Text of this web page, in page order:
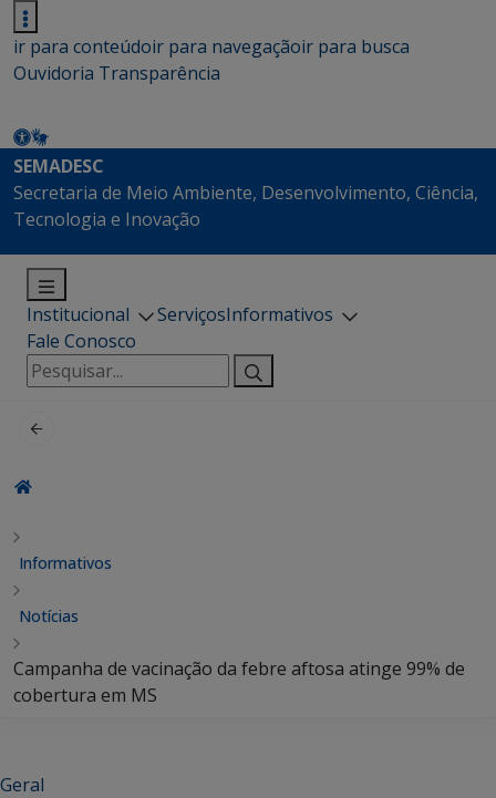
ir para conteúdoir para navegaçãoir para busca
Ouvidoria Transparência
SEMADESC
Secretaria de Meio Ambiente, Desenvolvimento, Ciência,
Tecnologia e Inovação
Institucional ServiçosInformativos
Fale Conosco
Pesquisar
por:
Informativos
Notícias
Campanha de vacinação da febre aftosa atinge 99% de
cobertura em MS
Geral